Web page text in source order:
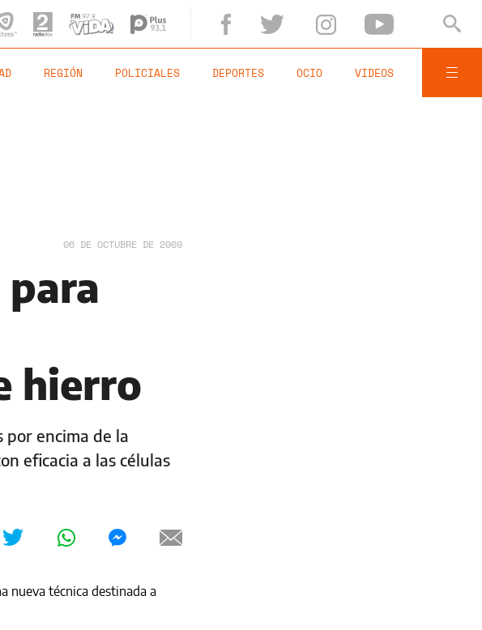
REGIÓN POLICIALES DEPORTES OCIO VIDEOS
06 DE OCTUBRE DE 2009
para
hierro
encima de la
eficacia a las células
nueva técnica destinada a